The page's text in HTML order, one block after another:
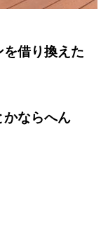
を借り換えた
かならへん